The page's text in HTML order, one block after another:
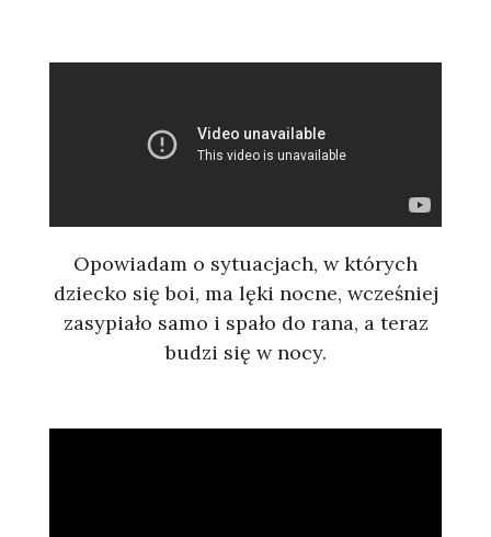
Opowiadam o sytuacjach, w których
dziecko się boi, ma lęki nocne, wcześniej
zasypiało samo i spało do rana, a teraz
budzi się w nocy.